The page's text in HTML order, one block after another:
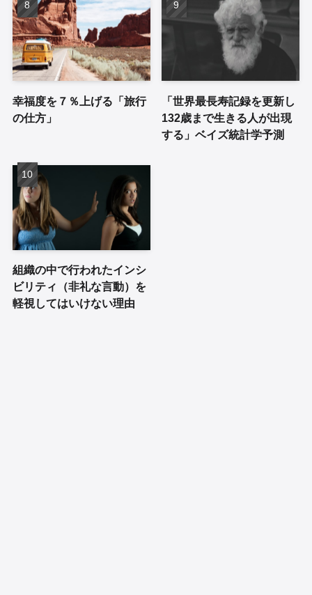
幸福度を７％上げる「旅行
の仕方」
「世界最長寿記録を更新し
132歳まで生きる人が出現
する」ベイズ統計学予測
組織の中で行われたインシ
ビリティ（非礼な言動）を
軽視してはいけない理由